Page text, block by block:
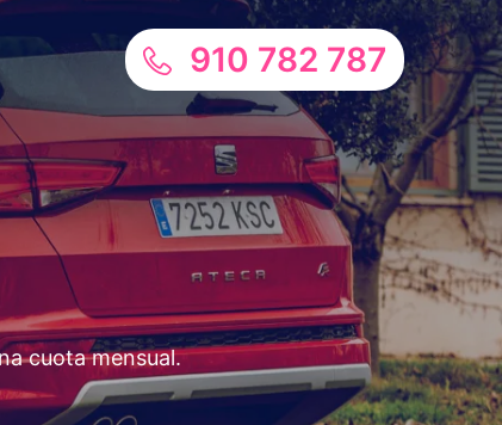
910 782 787
cuota mensual.